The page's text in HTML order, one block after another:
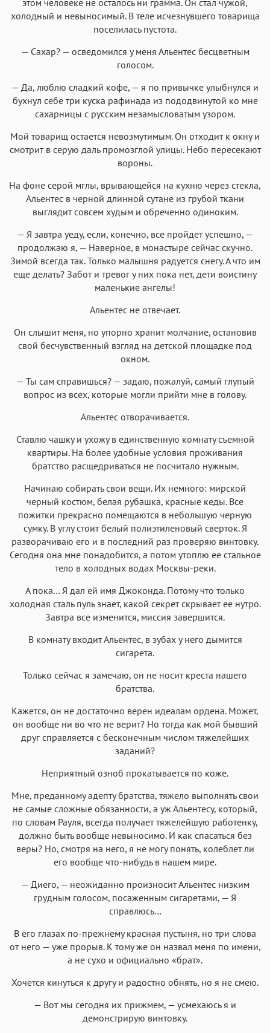
холодный и невыносимый. В теле исчезнувшего товарища
поселилась пустота.
— Сахар? — осведомился у меня Альентес бесцветным
голосом.
— Да, люблю сладкий кофе, — я по привычке улыбнулся и
бухнул себе три куска рафинада из пододвинутой ко мне
сахарницы с русским незамысловатым узором.
Мой товарищ остается невозмутимым. Он отходит к окну и
смотрит в серую даль промозглой улицы. Небо пересекают
вороны.
На фоне серой мглы, врывающейся на кухню через стекла,
Альентес в черной длинной сутане из грубой ткани
выглядит совсем худым и обреченно одиноким.
— Я завтра уеду, если, конечно, все пройдет успешно, —
продолжаю я, — Наверное, в монастыре сейчас скучно.
Зимой всегда так. Только малышня радуется снегу. А что им
еще делать? Забот и тревог у них пока нет, дети воистину
маленькие ангелы!
Альентес не отвечает.
Он слышит меня, но упорно хранит молчание, остановив
свой бесчувственный взгляд на детской площадке под
окном.
— Ты сам справишься? — задаю, пожалуй, самый глупый
вопрос из всех, которые могли прийти мне в голову.
Альентес отворачивается.
Ставлю чашку и ухожу в единственную комнату съемной
квартиры. На более удобные условия проживания
братство расщедриваться не посчитало нужным.
Начинаю собирать свои вещи. Их немного: мирской
черный костюм, белая рубашка, красные кеды. Все
пожитки прекрасно помещаются в небольшую черную
сумку. В углу стоит белый полиэтиленовый сверток. Я
разворачиваю его и в последний раз проверяю винтовку.
Сегодня она мне понадобится, а потом утоплю ее стальное
тело в холодных водах Москвы-реки.
А пока… Я дал ей имя Джоконда. Потому что только
холодная сталь пуль знает, какой секрет скрывает ее нутро.
Завтра все изменится, миссия завершится.
В комнату входит Альентес, в зубах у него дымится
сигарета.
Только сейчас я замечаю, он не носит креста нашего
братства.
Кажется, он не достаточно верен идеалам ордена. Может,
он вообще ни во что не верит? Но тогда как мой бывший
друг справляется с бесконечным числом тяжелейших
заданий?
Неприятный озноб прокатывается по коже.
Мне, преданному адепту братства, тяжело выполнять свои
не самые сложные обязанности, а уж Альентесу, который,
по словам Рауля, всегда получает тяжелейшую работенку,
должно быть вообще невыносимо. И как спасаться без
веры? Но, смотря на него, я не могу понять, колеблет ли
его вообще что-нибудь в нашем мире.
— Диего, — неожиданно произносит Альентес низким
грудным голосом, посаженным сигаретами, — Я
справлюсь…
В его глазах по-прежнему красная пустыня, но три слова
от него — уже прорыв. К тому же он назвал меня по имени,
а не сухо и официально «брат».
Хочется кинуться к другу и радостно обнять, но я не смею.
— Вот мы сегодня их прижмем, — усмехаюсь я и
демонстрирую винтовку.